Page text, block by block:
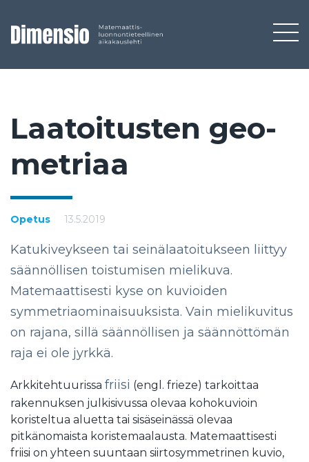
Laa­toi­tus­ten geo­
met­riaa
Opetus 13.5.2019
Katukiveykseen tai seinälaatoitukseen liittyy
säännöllisen toistumisen mielikuva.
Matemaattisesti kyse on kuvioiden
symmetriaominaisuuksista. Vain mielikuvitus
on rajana, sillä säännöllisen ja säännöttömän
raja ei ole jyrkkä.
Arkkitehtuurissa friisi (engl. frieze) tarkoittaa
rakennuksen julkisivussa olevaa kohokuvioin
koristeltua aluetta tai sisäseinässä olevaa
pitkänomaista koristemaalausta. Matemaattisesti
friisi on yhteen suuntaan siirtosymmetrinen kuvio,